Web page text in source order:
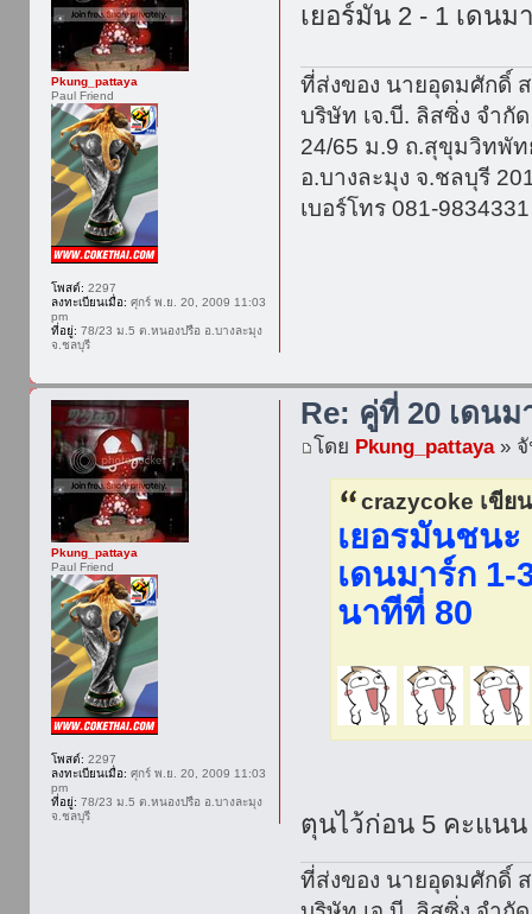
เยอร์มัน 2 - 1 เดน
ที่ส่งของ นายอุดมศักดิ์
บริษัท เจ.บี. ลิสซิ่ง จำกัด
24/65 ม.9 ถ.สุขุมวิทพั
อ.บางละมุง จ.ชลบุรี
เบอร์โทร 081-
Pkung_pattaya
Paul Friend
โพสต์: 2297
ลงทะเบียนเมื่อ: ศุกร์ พ.ย. 20, 2009 11:03
pm
ที่อยู่: 78/23 ม.5 ต.หนองปรือ อ.บางละมุง
จ.ชลบุรี
Re: คู่ที่ 20 เดน
โดย Pkung_pattaya» จั
crazycoke เขีย
เยอรมันชนะ
เดนมาร์ก 1-
นาทีที่ 80
ตุนไว้ก่อน 5 คะแน
ที่ส่งของ นายอุดมศักดิ์
Pkung_pattaya
Paul Friend
โพสต์: 2297
ลงทะเบียนเมื่อ: ศุกร์ พ.ย. 20, 2009 11:03
pm
ที่อยู่: 78/23 ม.5 ต.หนองปรือ อ.บางละมุง
จ.ชลบุรี